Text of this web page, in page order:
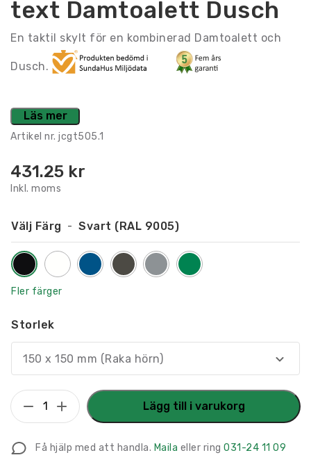
text Damtoalett Dusch
En taktil skylt för en kombinerad Damtoalett och
Dusch.
Läs mer
Artikel nr. jcgt505.1
431.25 kr
Inkl. moms
Välj Färg Svart (RAL 9005)
Fler färger
Storlek
150 x 150 mm (Raka hörn)
Taktilt
Piktogram
text
Lägg till i varukorg
Få hjälp med att handla. Maila eller ring 031-24 11 09